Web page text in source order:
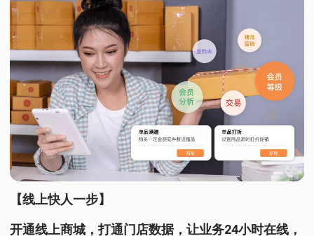
【线上快人一步】
开通线上商城，打通门店数据，让业务24小时在线，